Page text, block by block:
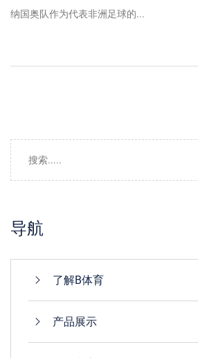
纳国奥队作为代表非洲足球的...
导航
了解B体育
产品展示